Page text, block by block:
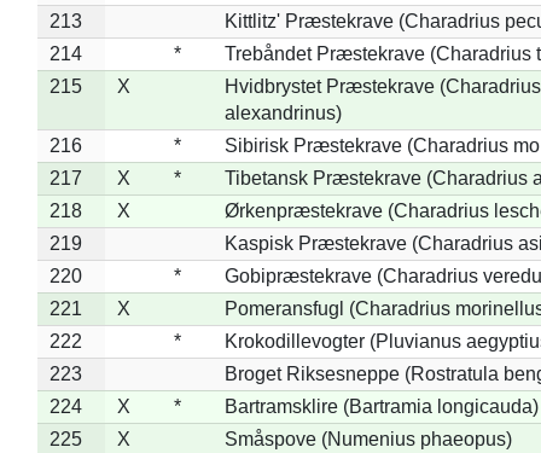
213
Kittlitz' Præstekrave (Charadrius
214
*
Trebåndet Præstekrave (Charadrius
215
X
Hvidbrystet Præstekrave (Charadrius
alexandrinus)
216
*
Sibirisk Præstekrave (Charadrius
217
X *
Tibetansk Præstekrave (Charadrius
218
X
Ørkenpræstekrave (Charadrius
219
Kaspisk Præstekrave (Charadrius
220
*
Gobipræstekrave (Charadrius
221
X
Pomeransfugl (Charadrius
222
*
Krokodillevogter (Pluvianus
223
Broget Riksesneppe (Rostratula
224
X *
Bartramsklire (Bartramia longicauda)
225
X
Småspove (Numenius phaeopus)